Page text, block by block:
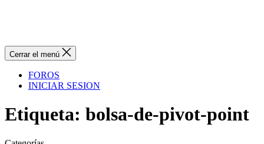
Cerrar el menú
FOROS
INICIAR SESION
Etiqueta: bolsa-de-pivot-point